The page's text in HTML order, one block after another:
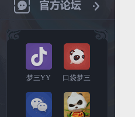
梦三YY 口袋梦三